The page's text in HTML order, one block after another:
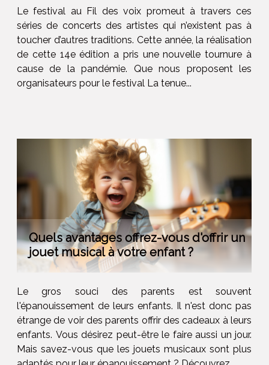
Le festival au Fil des voix promeut à travers ces
séries de concerts des artistes qui n’existent pas à
toucher d’autres traditions. Cette année, la réalisation
de cette 14e édition a pris une nouvelle tournure à
cause de la pandémie. Que nous proposent les
organisateurs pour le festival La tenue...
Quels avantages offrez-vous d'offrir un
jouet musical à votre enfant ?
Le gros souci des parents est souvent
l'épanouissement de leurs enfants. Il n'est donc pas
étrange de voir des parents offrir des cadeaux à leurs
enfants. Vous désirez peut-être le faire aussi un jour.
Mais savez-vous que les jouets musicaux sont plus